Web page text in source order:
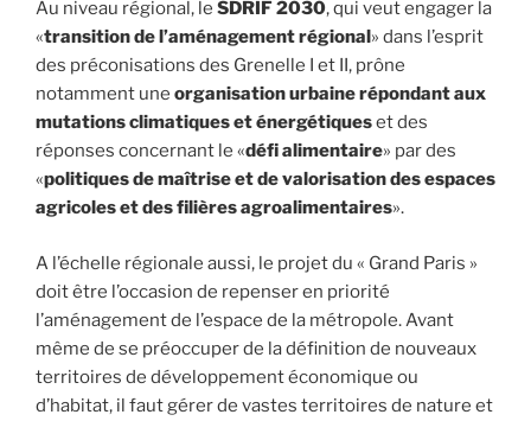
Au niveau régional, le SDRIF 2030, qui veut engager la
«transition de l’aménagement régional » dans l’esprit
des préconisations des Grenelle I et II, prône
notamment une organisation urbaine répondant aux
mutations climatiques et énergétiqueset des
réponses concernant le «défi alimentaire» par des
«politiques de maîtrise et de valorisation des espaces
agricoles et des filières agroalimentaires».
A l’échelle régionale aussi, le projet du « Grand Paris »
doit être l’occasion de repenser en priorité
l’aménagement de l’espace de la métropole. Avant
même de se préoccuper de la définition de nouveaux
territoires de développement économique ou
d’habitat, il faut gérer de vastes territoires de nature et